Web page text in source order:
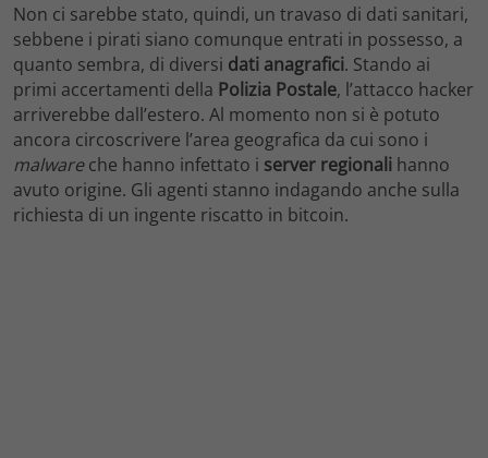
Non ci sarebbe stato, quindi, un travaso di dati sanitari,
sebbene i pirati siano comunque entrati in possesso, a
quanto sembra, di diversi dati anagrafici. Stando ai
primi accertamenti della Polizia Postale, l’attacco hacker
arriverebbe dall’estero. Al momento non si è potuto
ancora circoscrivere l’area geografica da cui sono i
malwareche hanno infettato i server regionali hanno
avuto origine. Gli agenti stanno indagando anche sulla
richiesta di un ingente riscatto in bitcoin.